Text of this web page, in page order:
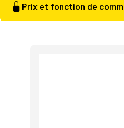
Prix et fonction de